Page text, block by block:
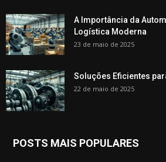
A Importância da
Logística Moderna
23 de maio de 2025
Soluções Eficientes
22 de maio de 2025
POSTS MAIS POPULARES